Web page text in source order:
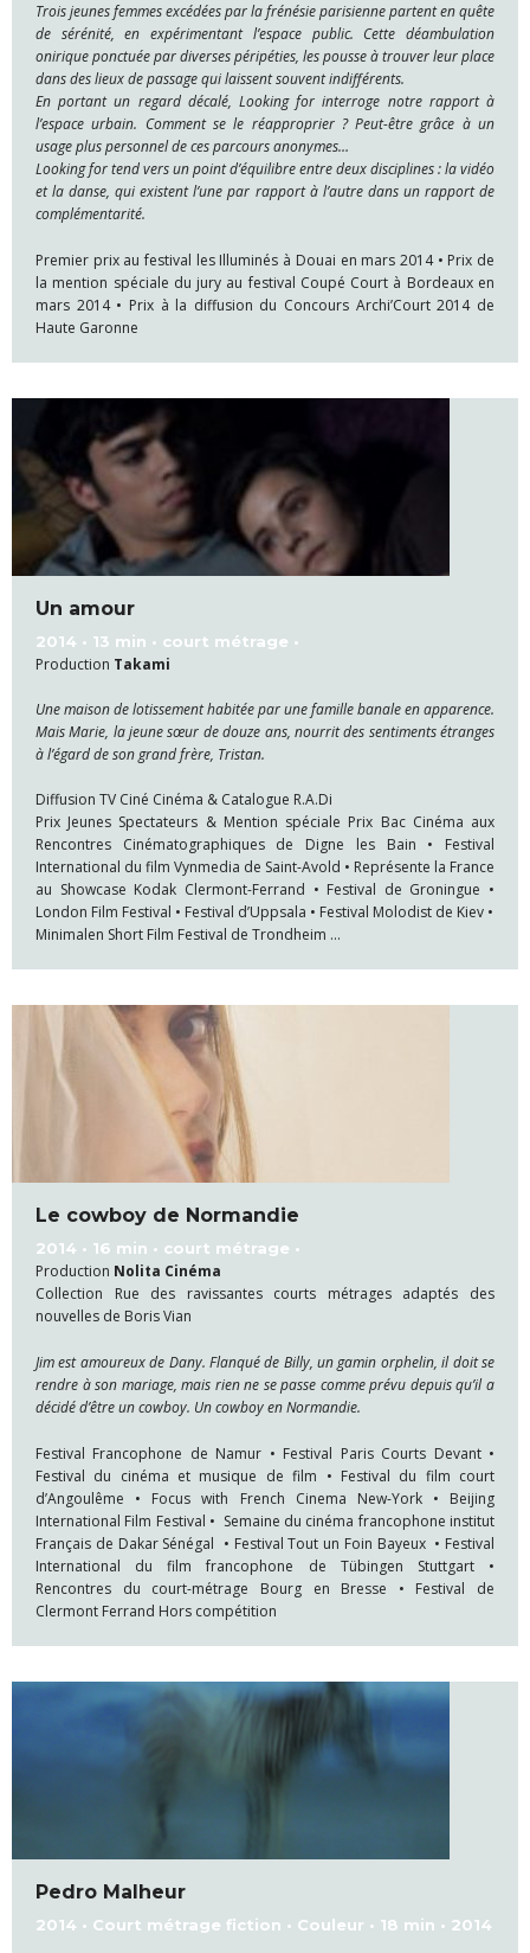
Trois jeunes femmes excédées par la frénésie parisienne partent en quête
de sérénité, en expérimentant l’espace public. Cette déambulation
onirique ponctuée par diverses péripéties, les pousse à trouver leur place
dans des lieux de passage qui laissent souvent indifférents.
En portant un regard décalé, Looking for interroge notre rapport à
l’espace urbain. Comment se le réapproprier ? Peut-être grâce à un
usage plus personnel de ces parcours anonymes…
Looking for tend vers un point d’équilibre entre deux disciplines : la vidéo
et la danse, qui existent l’une par rapport à l’autre dans un rapport de
complémentarité.
Premier prix au festival les Illuminés à Douai en mars 2014 • Prix de
la mention spéciale du jury au festival Coupé Court à Bordeaux en
mars 2014 • Prix à la diffusion du Concours Archi’Court 2014 de
Haute Garonne
Un amour
2014 • 13 min • court métrage •
Production Takami
Une maison de lotissement habitée par une famille banale en apparence.
Mais Marie, la jeune sœur de douze ans, nourrit des sentiments étranges
à l’égard de son grand frère, Tristan.
Diffusion TV Ciné Cinéma & Catalogue R.A.Di
Prix Jeunes Spectateurs & Mention spéciale Prix Bac Cinéma aux
Rencontres Cinématographiques de Digne les Bain • Festival
International du film Vynmedia de Saint-Avold • Représente la France
au Showcase Kodak Clermont-Ferrand • Festival de Groningue •
London Film Festival • Festival d’Uppsala • Festival Molodist de Kiev •
Minimalen Short Film Festival de Trondheim …
Le cowboy de Normandie
2014 • 16 min • court métrage •
Production Nolita Cinéma
Collection Rue des ravissantes courts métrages adaptés des
nouvelles de Boris Vian
Jim est amoureux de Dany. Flanqué de Billy, un gamin orphelin, il doit se
rendre à son mariage, mais rien ne se passe comme prévu depuis qu’il a
décidé d’être un cowboy. Un cowboy en Normandie.
Festival Francophone de Namur • Festival Paris Courts Devant •
Festival du cinéma et musique de film • Festival du film court
d’Angoulême • Focus with French Cinema New-York • Beijing
International Film Festival • Semaine du cinéma francophone institut
Français de Dakar Sénégal • Festival Tout un Foin Bayeux • Festival
International du film francophone de Tübingen Stuttgart •
Rencontres du court-métrage Bourg en Bresse • Festival de
Clermont Ferrand Hors compétition
Pedro Malheur
2014 • Court métrage fiction • Couleur • 18 min • 2014